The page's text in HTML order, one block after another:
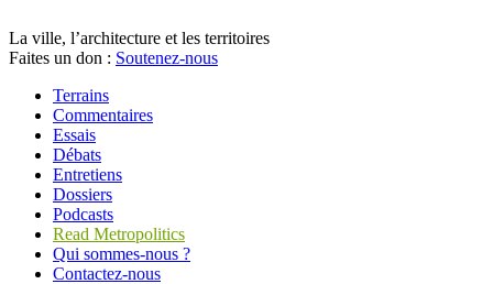
La ville, l’architecture et les territoires
Faites un don : Soutenez-nous
Terrains
Commentaires
Essais
Débats
Entretiens
Dossiers
Podcasts
Read Metropolitics
Qui sommes-nous ?
Contactez-nous